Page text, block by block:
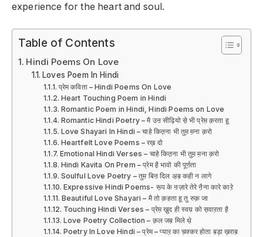
experience for the heart and soul.
Table of Contents
Hindi Poems On Love
Loves Poem In Hindi
प्रेम कविता – Hindi Poems On Love
Heart Touching Poem in Hindi
Romantic Poem in Hindi, Hindi Poems on Love
Romantic Hindi Poetry – मै उऩ सीढ़ि‍यो से़ भी प्रेम़ क़रता हू
Love Shayari In Hindi – चाहे कित़ना भी तुम़ म़ना क़रो
Heartfelt Love Poems – रख़ दो
Emotional Hindi Verses – चाहे कित़ना भी तुम़ म़ना क़रो
Hindi Kavita On Prem – प्रेम है़ भावो की पूर्ण़ता
Soulful Love Poetry – तुम़ बिऩ दिल अ़ब़ कही न लागे
Expressive Hindi Poems- रू़प के ऩज़ारे तेरे नै़ना कारे कारे़
Beautiful Love Shayari – मै तो क़हता हू तु रुक़ जा
Touching Hindi Verses – प्रेम़ खु़द ही स्वय़ को स़वाऱता है़
Love Poetry Collection – क़ल जब़ मिले थे़
Poetry In Love Hindi – प्रेम – प्याऱ का च़क्कर होता ब़ड़ा ख़राब़